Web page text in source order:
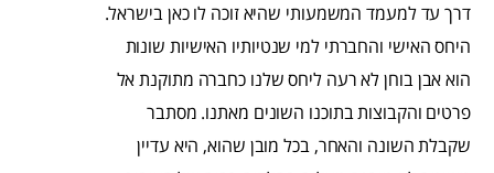
דרך עד למעמד המשמעותי שהיא זוכה לו כאן בישראל.
היחס האישי והחברתי למי שנטיותיו האישיות שונות
הוא אבן בוחן לא רעה ליחס שלנו כחברה מתוקנת אל
פרטים והקבוצות בתוכנו השונים מאתנו. מסתבר
שקבלת השונה והאחר, בכל מובן שהוא, היא עדיין